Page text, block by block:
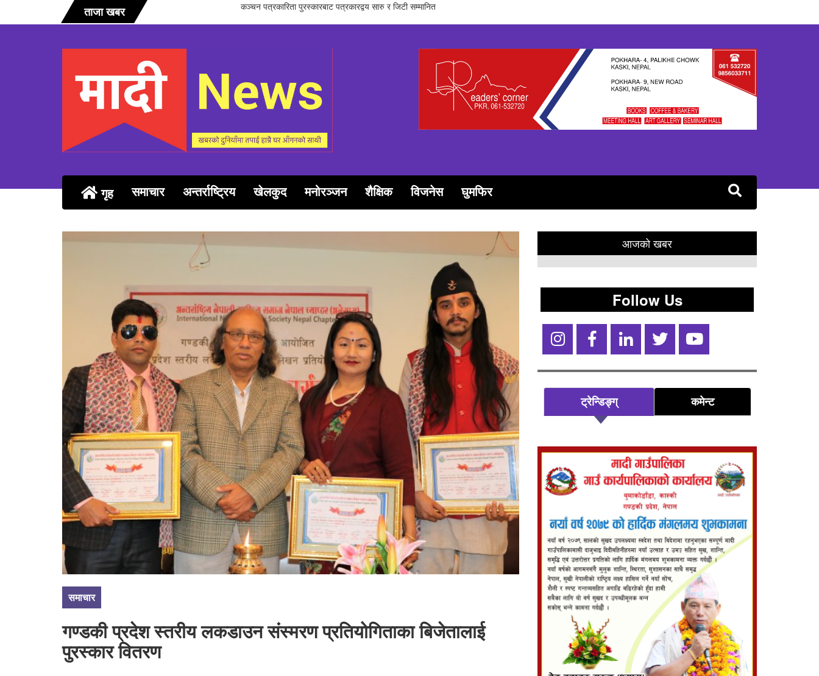
ताजा खबर सञ्चारिका समूह गण्डकीद्धारा ‘सञ्चारमा क्वान्टम हिलिङको महत्त्व’ विषयक अन्तरक्रिया सम्पन्न
गृह समाचार अन्तर्राष्ट्रिय खेलकुद मनोरञ्जन शैक्षिक विजनेस घुमफिर
समाचार
गण्डकी प्रदेश स्तरीय लकडाउन संस्मरण प्रतियोगिताका बिजेतालाई
पुरस्कार वितरण
आजको खबर
Follow Us
ट्रेन्डिङ्ग् कमेन्ट